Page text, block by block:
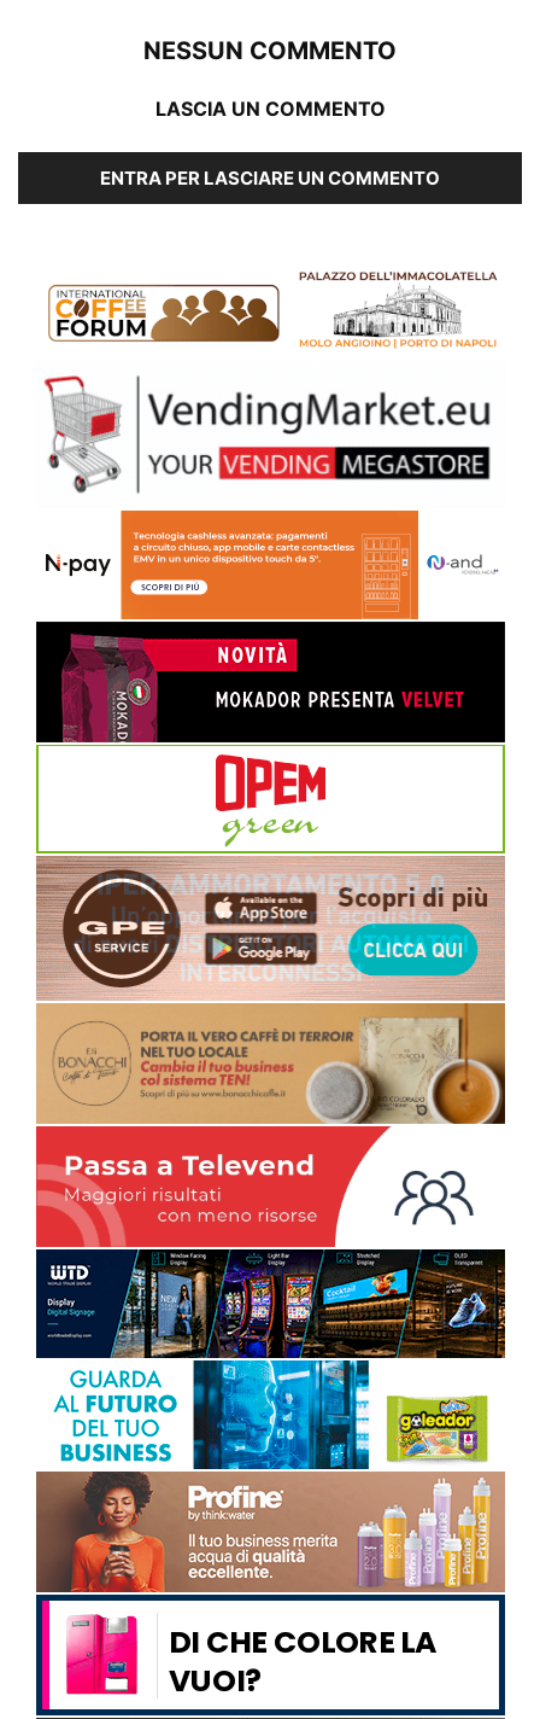
NESSUN COMMENTO
LASCIA UN COMMENTO
ENTRA PER LASCIARE UN COMMENTO